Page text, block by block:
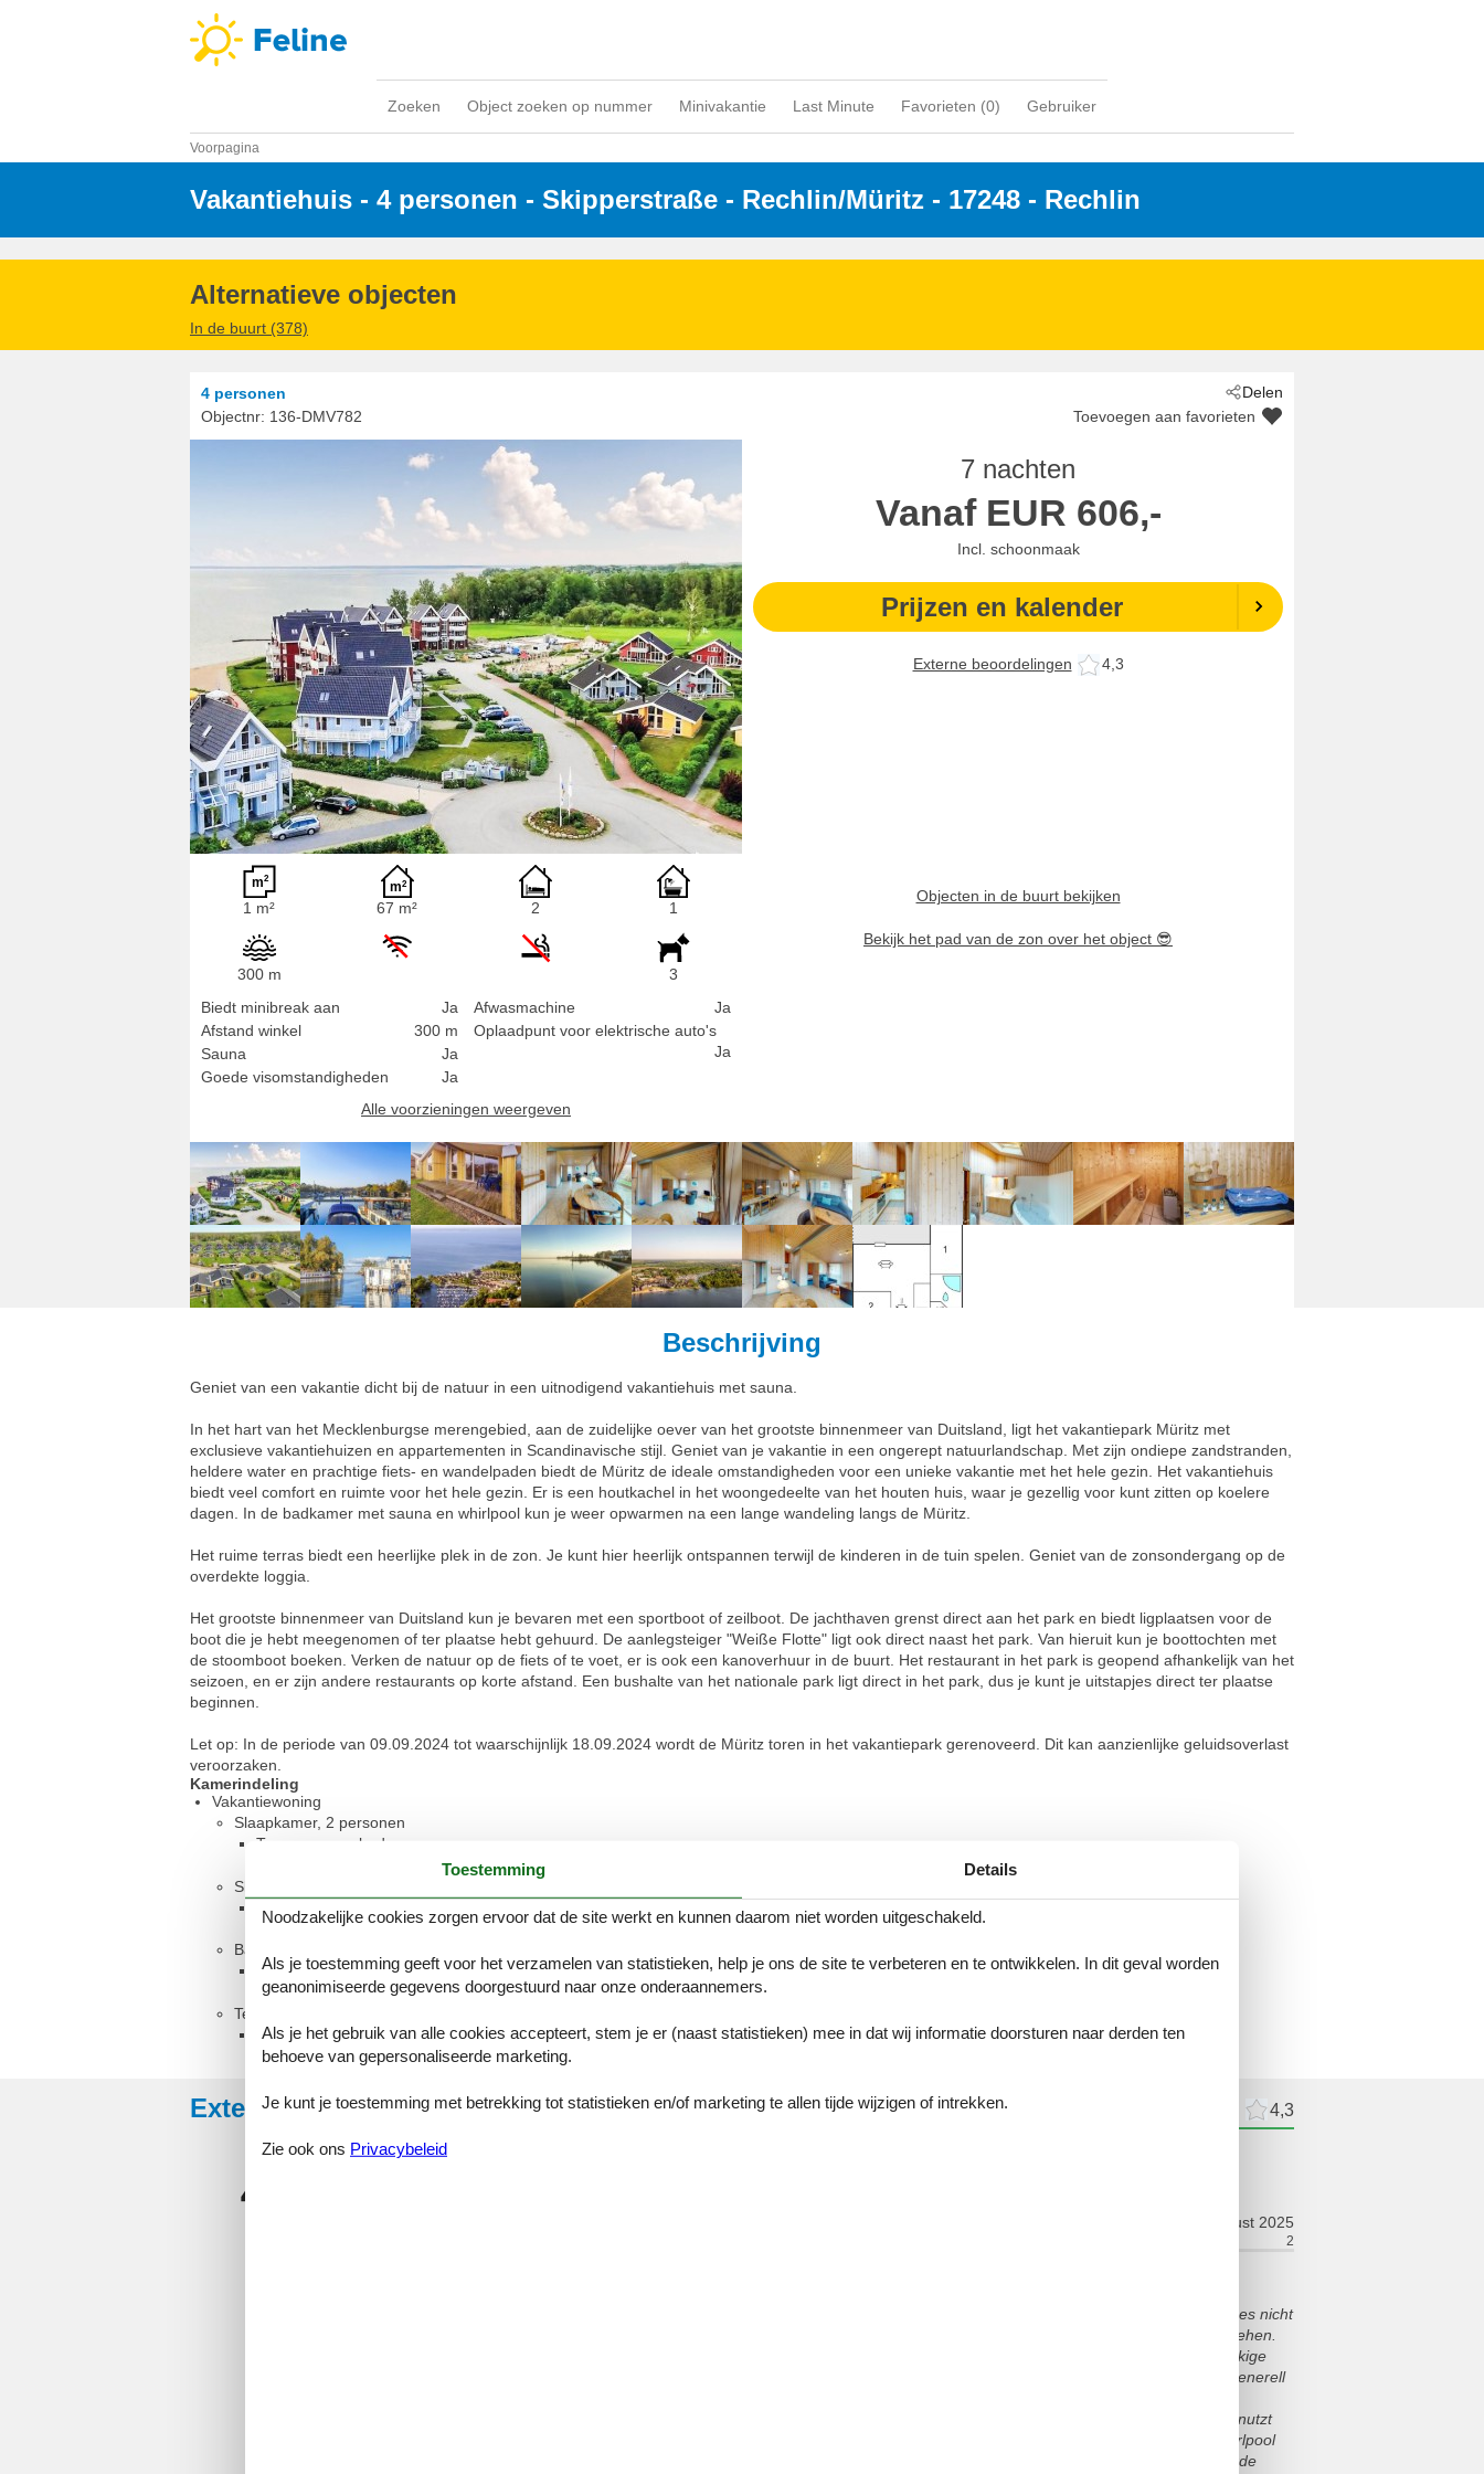
Zoeken Object zoeken op nummer Minivakantie Last Minute Favorieten (0) Gebruiker
Voorpagina
Vakantiehuis - 4 personen - Skipperstraße - Rechlin/Müritz - 17248 - Rechlin
Alternatieve objecten
In de buurt (378)
Delen
4 personen
Objectnr: 136-DMV782 Toevoegen aan favorieten
7 nachten
Vanaf EUR 606,-
Incl. schoonmaak
Prijzen en kalender
Externe beoordelingen 4,3
1 m² 67 m² 2 1
300 m
3
Biedt minibreak aan
Ja
Afstand winkel
300 m
Sauna
Ja
Goede visomstandigheden
Ja
Afwasmachine
Ja
Oplaadpunt voor elektrische auto's
Ja
Alle voorzieningen weergeven
Objecten in de buurt bekijken
Bekijk het pad van de zon over het object 😎
Beschrijving
Geniet van een vakantie dicht bij de natuur in een uitnodigend vakantiehuis met sauna.
In het hart van het Mecklenburgse merengebied, aan de zuidelijke oever van het grootste binnenmeer van Duitsland, ligt het vakantiepark Müritz met
exclusieve vakantiehuizen en appartementen in Scandinavische stijl. Geniet van je vakantie in een ongerept natuurlandschap. Met zijn ondiepe zandstranden,
heldere water en prachtige fiets- en wandelpaden biedt de Müritz de ideale omstandigheden voor een unieke vakantie met het hele gezin. Het vakantiehuis
biedt veel comfort en ruimte voor het hele gezin. Er is een houtkachel in het woongedeelte van het houten huis, waar je gezellig voor kunt zitten op koelere
dagen. In de badkamer met sauna en whirlpool kun je weer opwarmen na een lange wandeling langs de Müritz.
Het ruime terras biedt een heerlijke plek in de zon. Je kunt hier heerlijk ontspannen terwijl de kinderen in de tuin spelen. Geniet van de zonsondergang op de
overdekte loggia.
Het grootste binnenmeer van Duitsland kun je bevaren met een sportboot of zeilboot. De jachthaven grenst direct aan het park en biedt ligplaatsen voor de
boot die je hebt meegenomen of ter plaatse hebt gehuurd. De aanlegsteiger "Weiße Flotte" ligt ook direct naast het park. Van hieruit kun je boottochten met
de stoomboot boeken. Verken de natuur op de fiets of te voet, er is ook een kanoverhuur in de buurt. Het restaurant in het park is geopend afhankelijk van het
seizoen, en er zijn andere restaurants op korte afstand. Een bushalte van het nationale park ligt direct in het park, dus je kunt je uitstapjes direct ter plaatse
beginnen.
Let op: In de periode van 09.09.2024 tot waarschijnlijk 18.09.2024 wordt de Müritz toren in het vakantiepark gerenoveerd. Dit kan aanzienlijke geluidsoverlast
veroorzaken.
Kamerindeling
Vakantiewoning
Slaapkamer, 2 personen
Tweepersoonsbed
Slaapkamer, 2 personen
Eenpersoonsbed
Badkamer
Toilet met warm en koud water, Douche en bad
Terras
Overdekt terras
Externe beoordelingen Onze gastbeoordelingen 4,3
4,3 august 2025
2
Wir hatten über Novasol diese Haushälfte gemietet. Doch als wir angekommen sind, war es nicht
ganz so schön.Der Rasen und die Hecke hatten leider schon lange keine Pflege mehr gesehen.
Dies wurde am nächsten werktag auf Anmerkungen unsererseits erledigt. Es lag eine dreckige
Boxershorts in den Büschen...Terrasse nicht gefegt, was wir dann selbst erledigt haben. Generell
Gebrauchsgegenstände wie Kellen, schere stark verbraucht. Sobald man Warmwasser benutzt
hat, hat es im Sicherungskopien angefangen zu klackern, dank des Durchlauferhitzer. Whirlpool
Sicherungen waren raus und die Sauna haben wir erst gar nicht benutzt, aus Angst es würde
Toestemming Details
Noodzakelijke cookies zorgen ervoor dat de site werkt en kunnen daarom niet worden uitgeschakeld.
Als je toestemming geeft voor het verzamelen van statistieken, help je ons de site te verbeteren en te ontwikkelen. In dit geval worden
geanonimiseerde gegevens doorgestuurd naar onze onderaannemers.
Als je het gebruik van alle cookies accepteert, stem je er (naast statistieken) mee in dat wij informatie doorsturen naar derden ten
behoeve van gepersonaliseerde marketing.
Je kunt je toestemming met betrekking tot statistieken en/of marketing te allen tijde wijzigen of intrekken.
Zie ook ons Privacybeleid